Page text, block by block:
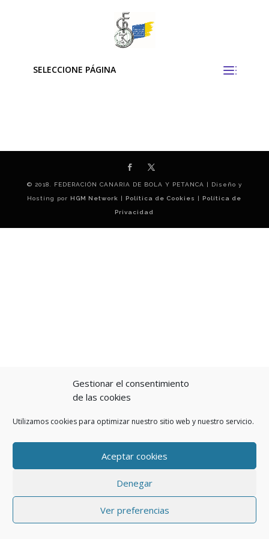
Gestionar el consentimiento
de las cookies
Utilizamos cookies para optimizar nuestro sitio web y nuestro servicio.
Aceptar cookies
Denegar
Ver preferencias
SELECCIONE PÁGINA
© 2018. FEDERACIÓN CANARIA DE BOLA Y PETANCA | Diseño y
Hosting porHGM Network |Política de Cookies |Política de
Privacidad